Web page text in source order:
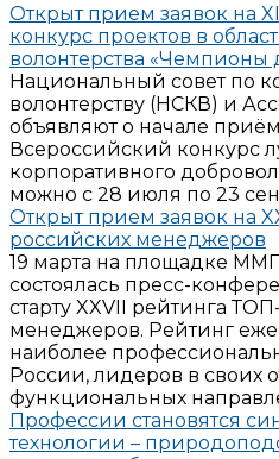
Открыт прием заявок на
конкурс проектов в
волонтерства «Чемпионы
Национальный совет по
волонтерству (НСКВ) и
объявляют о начале
Всероссийский конкурс
корпоративного
можно с 28 июля по 23
Открыт прием заявок на
российских менеджеров
19 марта на площадке
состоялась пресс-
старту XXVII рейтинга
менеджеров. Рейтинг
наиболее
России, лидеров в своих
функциональных
Профессии становятся
технологии –